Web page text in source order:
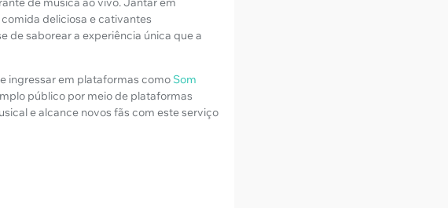
deliciosa e cativantes
de saborear a experiência única que a
ingressar em plataformas como Som
público por meio de plataformas
e alcance novos fãs com este serviço